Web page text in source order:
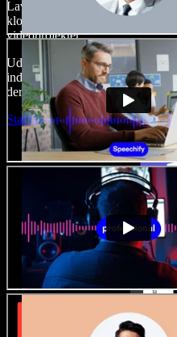
Lav voice-overs, tilføj
klon din stemme og skab
videoprojekter.
Uden indlæringskurve og med
indholdsskabere slippe for
deres kreative idéer ud i livet.
Start Studio